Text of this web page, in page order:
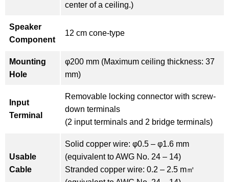
center of a ceiling.)
Speaker
Component
12 cm cone-type
Mounting
Hole
φ200 mm (Maximum ceiling thickness: 37
mm)
Input
Terminal
Removable locking connector with screw-
down terminals
(2 input terminals and 2 bridge terminals)
Usable
Cable
Solid copper wire: φ0.5 – φ1.6 mm
(equivalent to AWG No. 24 – 14)
Stranded copper wire: 0.2 – 2.5 m㎡